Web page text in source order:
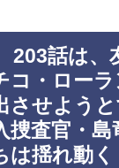
話は、
コ・ロー
させよう
捜査官・島
は揺れ動く